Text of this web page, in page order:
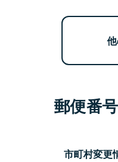
郵便番
市町村変更